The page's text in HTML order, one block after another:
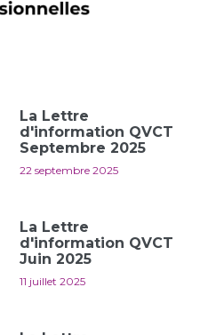
La Lettre
d'information QVCT
Septembre 2025
22 septembre 2025
La Lettre
d'information QVCT
Juin 2025
11 juillet 2025